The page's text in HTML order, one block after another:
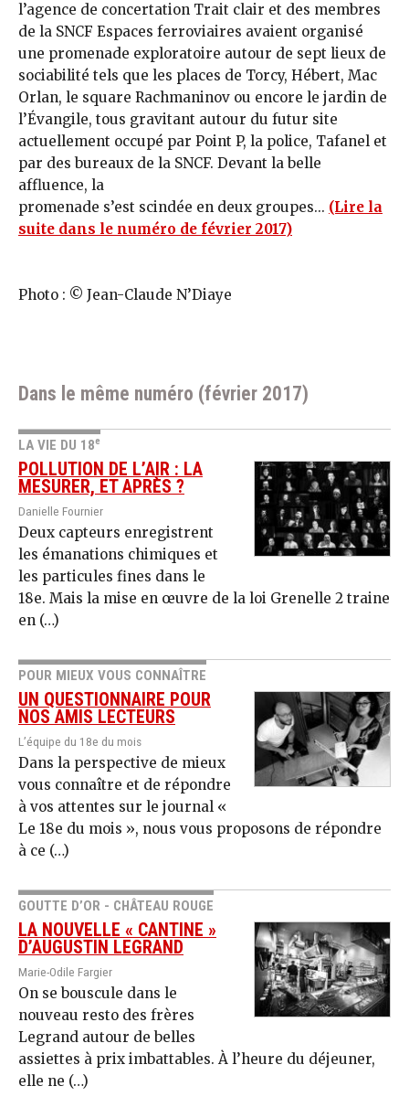
l’agence de concertation Trait clair et des membres
de la SNCF Espaces ferroviaires avaient organisé
une promenade exploratoire autour de sept lieux de
sociabilité tels que les places de Torcy, Hébert, Mac
Orlan, le square Rachmaninov ou encore le jardin de
l’Évangile, tous gravitant autour du futur site
actuellement occupé par Point P, la police, Tafanel et
par des bureaux de la SNCF. Devant la belle
affluence, la
promenade s’est scindée en deux groupes... (Lire la
suite dans le numéro de février 2017)
Photo : © Jean-Claude N’Diaye
Dans le même numéro (février 2017)
LA VIE DU 18e
POLLUTION DE L’AIR : LA
MESURER, ET APRÈS ?
Danielle Fournier
Deux capteurs enregistrent
les émanations chimiques et
les particules fines dans le
18e. Mais la mise en œuvre de la loi Grenelle 2 traine
en (…)
POUR MIEUX VOUS CONNAÎTRE
UN QUESTIONNAIRE POUR
NOS AMIS LECTEURS
L’équipe du 18e du mois
Dans la perspective de mieux
vous connaître et de répondre
à vos attentes sur le journal «
Le 18e du mois », nous vous proposons de répondre
à ce (…)
GOUTTE D’OR - CHÂTEAU ROUGE
LA NOUVELLE « CANTINE »
D’AUGUSTIN LEGRAND
Marie-Odile Fargier
On se bouscule dans le
nouveau resto des frères
Legrand autour de belles
assiettes à prix imbattables. À l’heure du déjeuner,
elle ne (…)